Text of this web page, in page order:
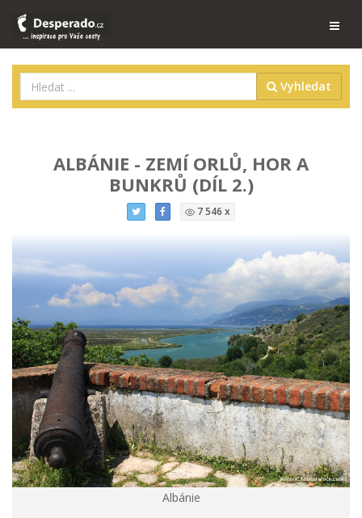
Vyhledat
ALBÁNIE - ZEMÍ ORLŮ, HOR A
BUNKRŮ (DÍL 2.)
7 546 x
Albánie